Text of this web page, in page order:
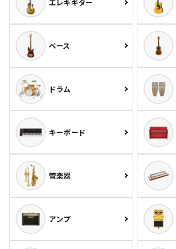
ベース
ドラム
キーボード
管楽器
アンプ